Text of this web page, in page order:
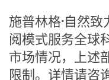
施普林格·自然
阅模式服务全球
市场情况，上述
限制。详情请咨